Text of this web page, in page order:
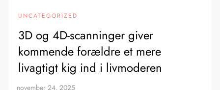
UNCATEGORIZED
3D og 4D-scanninger giver
kommende forældre et mere
livagtigt kig ind i livmoderen